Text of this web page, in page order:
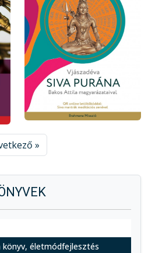
»
könyv, életmódfejlesztés